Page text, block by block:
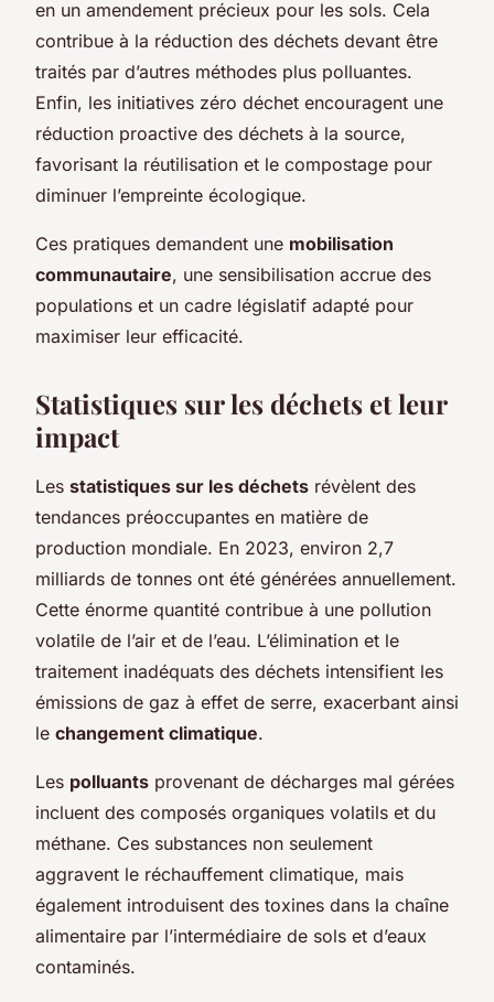
en un amendement précieux pour les sols. Cela
contribue à la réduction des déchets devant être
traités par d’autres méthodes plus polluantes.
Enfin, les initiatives zéro déchet encouragent une
réduction proactive des déchets à la source,
favorisant la réutilisation et le compostage pour
diminuer l’empreinte écologique.
Ces pratiques demandent une mobilisation
communautaire, une sensibilisation accrue des
populations et un cadre législatif adapté pour
maximiser leur efficacité.
Statistiques sur les déchets et leur
impact
Les statistiques sur les déchets révèlent des
tendances préoccupantes en matière de
production mondiale. En 2023, environ 2,7
milliards de tonnes ont été générées annuellement.
Cette énorme quantité contribue à une pollution
volatile de l’air et de l’eau. L’élimination et le
traitement inadéquats des déchets intensifient les
émissions de gaz à effet de serre, exacerbant ainsi
le changement climatique.
Les polluants provenant de décharges mal gérées
incluent des composés organiques volatils et du
méthane. Ces substances non seulement
aggravent le réchauffement climatique, mais
également introduisent des toxines dans la chaîne
alimentaire par l’intermédiaire de sols et d’eaux
contaminés.